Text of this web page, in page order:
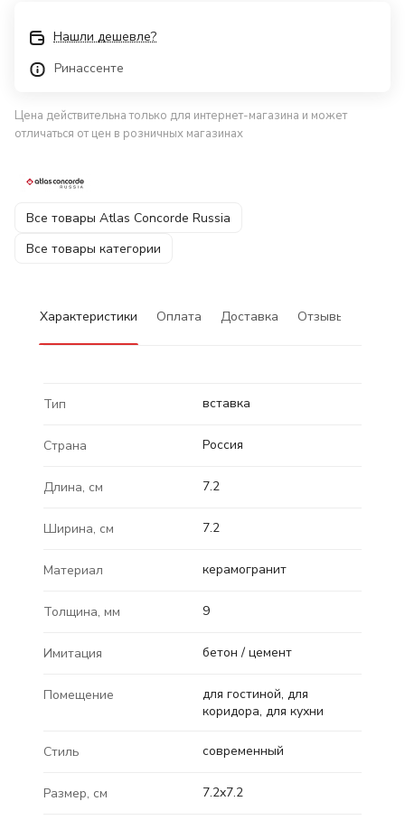
Нашли дешевле?
Ринассенте
Цена действительна только для интернет-магазина и может
отличаться от цен в розничных магазинах
Все товары Atlas Concorde Russia
Все товары категории
Характеристики Оплата Доставка Отзывы
Тип вставка
Страна Россия
Длина, см 7.2
Ширина, см 7.2
Материал керамогранит
Толщина, мм 9
Имитация бетон / цемент
Помещение
для гостиной, для
коридора, для кухни
Стиль современный
Размер, см 7.2x7.2